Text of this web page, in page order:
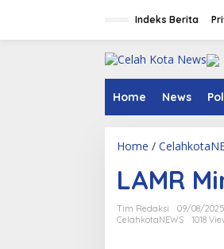
Indeks Berita
Home News
Home /
LAMR
Tim Redaksi
09/08/2025
CelahkotaNEWS
1018